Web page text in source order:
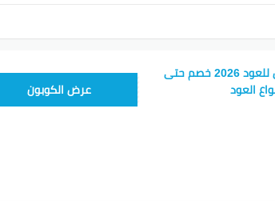
كود خصم الخريص للعود 2026 خصم حتى
ALKH80عرض الكوبون